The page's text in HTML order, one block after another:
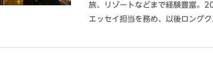
旅、リゾートなどまで経験豊富。
エッセイ担当を務め、以後ロング